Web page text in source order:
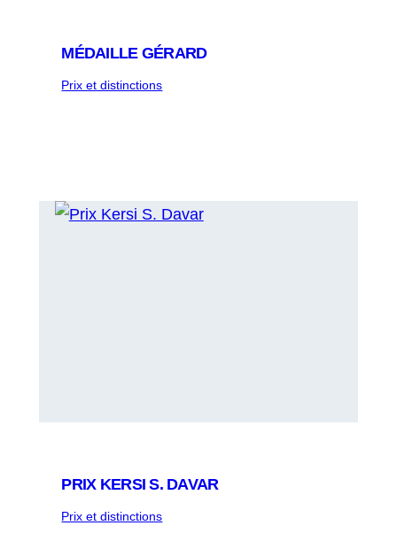
MÉDAILLE GÉRARD
Prix et distinctions
PRIX KERSI S. DAVAR
Prix et distinctions